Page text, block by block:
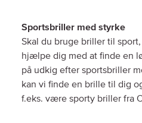
Sportsbriller med styrke
Skal du bruge briller til
hjælpe dig med at finde en
på udkig efter sportsbriller
kan vi finde en brille til dig
f.eks. være sporty briller fra